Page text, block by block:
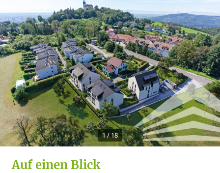
1/18
Auf einen Blick